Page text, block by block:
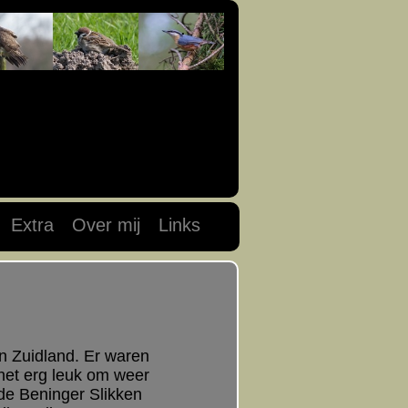
Extra Over mij Links
Zuidland. Er waren
erg leuk om weer
Beninger Slikken